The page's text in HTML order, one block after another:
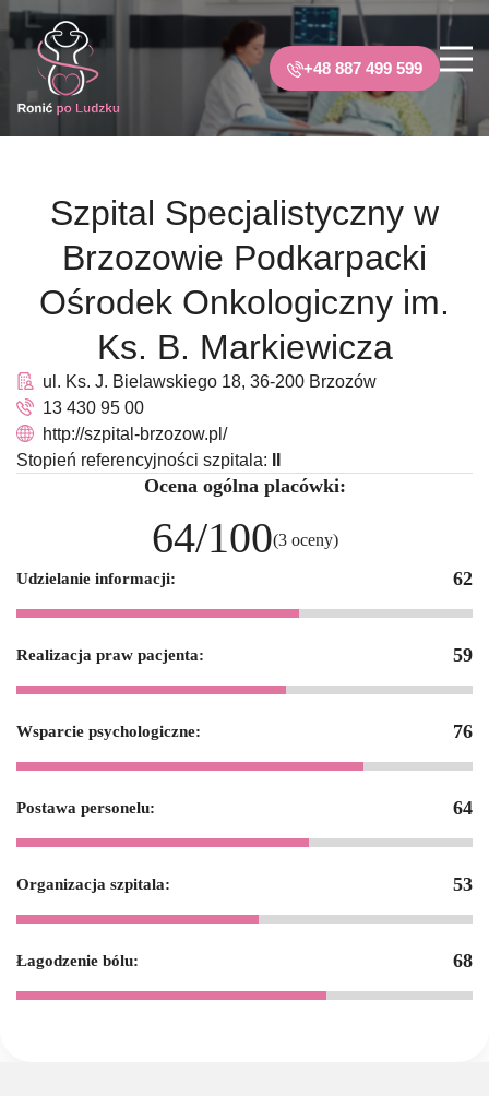
+48 887 499 599
Szpital Specjalistyczny w
Brzozowie Podkarpacki
Ośrodek Onkologiczny im.
Ks. B. Markiewicza
ul. Ks. J. Bielawskiego 18, 36-200 Brzozów
13 430 95 00
http://szpital-brzozow.pl/
Stopień referencyjności szpitala:
Ocena ogólna placówki:
64/100(3 oceny)
Udzielanie informacji: 62
Realizacja praw pacjenta: 59
Wsparcie psychologiczne: 76
Postawa personelu: 64
Organizacja szpitala: 53
Łagodzenie bólu: 68